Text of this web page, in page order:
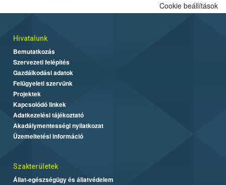
Cookie beállítások
Hivatalunk
Bemutatkozás
Szervezeti felépítés
Gazdálkodási adatok
Felügyeleti szervünk
Projektek
Kapcsolódó linkek
Adatkezelési tájékoztató
Akadálymentességi nyilatkozat
Üzemeltetési információ
Szakterületek
Állat-egészségügy és állatvédelem